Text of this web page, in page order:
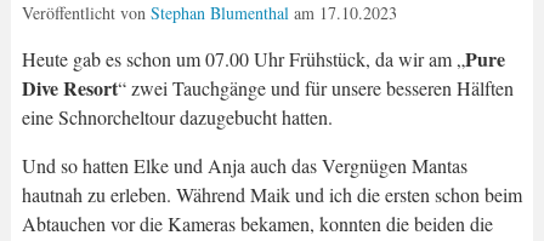
Veröffentlicht von Stephan Blumenthalam 17.10.2023
Heute gab es schon um 07.00 Uhr Frühstück, da wir am „Pure
Dive Resort“ zwei Tauchgänge und für unsere besseren Hälften
eine Schnorcheltour dazugebucht hatten.
Und so hatten Elke und Anja auch das Vergnügen Mantas
hautnah zu erleben. Während Maik und ich die ersten schon beim
Abtauchen vor die Kameras bekamen, konnten die beiden die